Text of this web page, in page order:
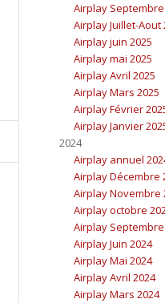
Airplay Septembre
Airplay Juillet-Aout
Airplay juin 2025
Airplay mai 2025
Airplay Avril 2025
Airplay Mars 2025
Airplay Février
Airplay Janvier
2024
Airplay annuel
Airplay Décembre
Airplay Novembre
Airplay octobre
Airplay Septembre
Airplay Juin 2024
Airplay Mai 2024
Airplay Avril 2024
Airplay Mars 2024